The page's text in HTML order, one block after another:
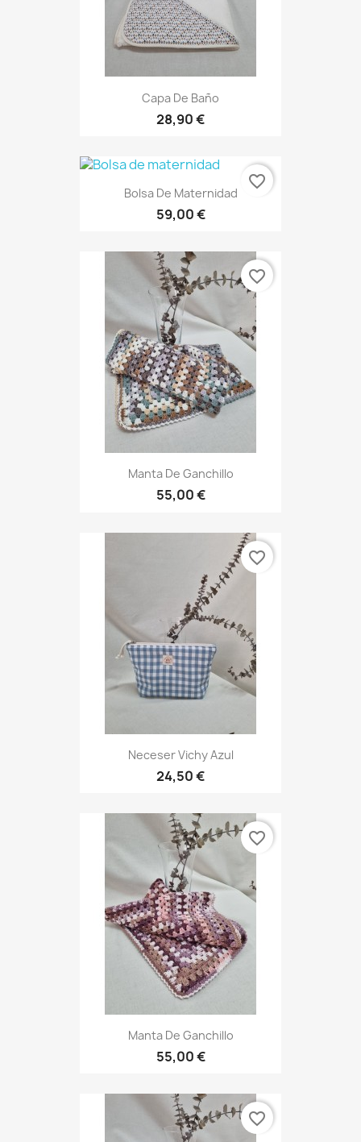
Capa De Baño
28,90 €
Bolsa De Maternidad
59,00 €
favorite_border
Manta De Ganchillo
55,00 €
favorite_border
Neceser Vichy Azul
24,50 €
favorite_border
Manta De Ganchillo
55,00 €
favorite_border
favorite_border